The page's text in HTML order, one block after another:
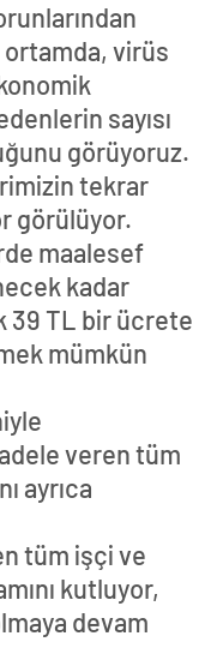
virüs
sayısı
görüyoruz.
tekrar
görülüyor.
maalesef
kadar
39 TL bir ücrete
mümkün
veren tüm
ayrıca
tüm işçi ve
kutluyor,
devam